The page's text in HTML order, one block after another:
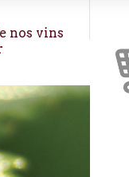
nos vins